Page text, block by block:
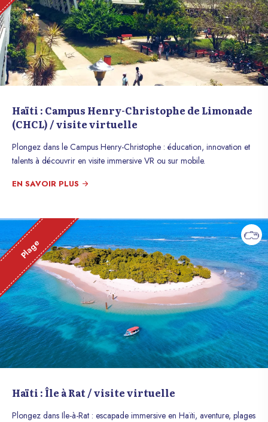
Haïti : Campus Henry-Christophe de Limonade
(CHCL) / visite virtuelle
Plongez dans le Campus Henry-Christophe : éducation, innovation et
talents à découvrir en visite immersive VR ou sur mobile.
EN SAVOIR PLUS
Plage
Haïti : Île à Rat / visite virtuelle
Plongez dans Ile-à-Rat : escapade immersive en Haïti, aventure, plages